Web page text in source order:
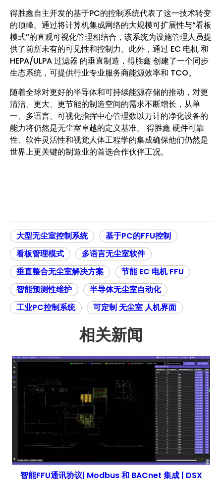
得胜鑫自主开发的基于PC的控制系统代表了这一技术转变
的顶峰。通过将计算机集成网络的大规模可扩展性与“看板
模式”的直观可视化管理相结合，该系统为设施管理人员提
供了前所未有的可见性和控制力。此外，通过 EC 电机 和
HEPA/ULPA 过滤器 的垂直制造，得胜鑫 创建了一个同步
生态系统，可提供行业专业服务商能源效率和 TCO。
随着全球对更好的半导体和可持续能源存储的推动，对更
清洁、更大、更节能的制造空间的需求不断增长，从单
一、多语言、可视化指挥中心管理数以万计的净化设备的
能力将仍然是无尘室卓越的定义基准。 得胜鑫 硬件可靠
性、软件灵活性和视觉人体工程学的集成确保他们仍然是
世界上更关键的制造业的首选合作伙伴工况。
大型无尘室控制系统
基于PC的FFU控制
看板管理模式
多语言无尘室软件
垂直整合无尘室解决方案
节能 EC 电机 FFU
智能预测性维护
半导体无尘室自动化
工业PC控制系统
可定制 无尘室 人机界面
相关新闻
智能FFU通讯协议| Modbus 和 BACnet 集成 | DSX